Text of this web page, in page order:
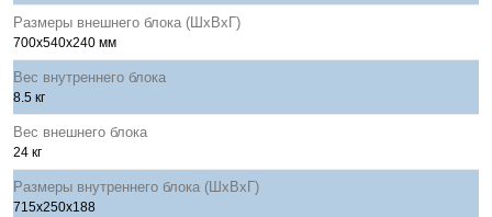
Размеры внешнего блока (ШхВхГ)
700x540x240 мм
Вес внутреннего блока
8.5 кг
Вес внешнего блока
24 кг
Размеры внутреннего блока (ШхВхГ)
715x250x188